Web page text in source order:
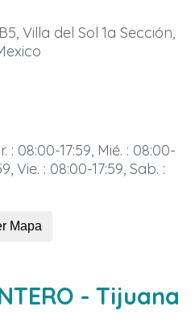
Villa del Sol 1a Sección,
: 08:00-17:59, Mié. : 08:00-
Vie. : 08:00-17:59, Sab. :
Mapa
- Tijuana